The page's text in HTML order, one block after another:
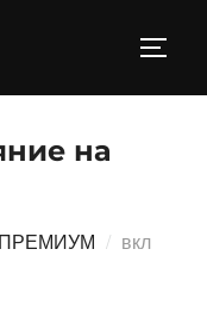
на
вкл